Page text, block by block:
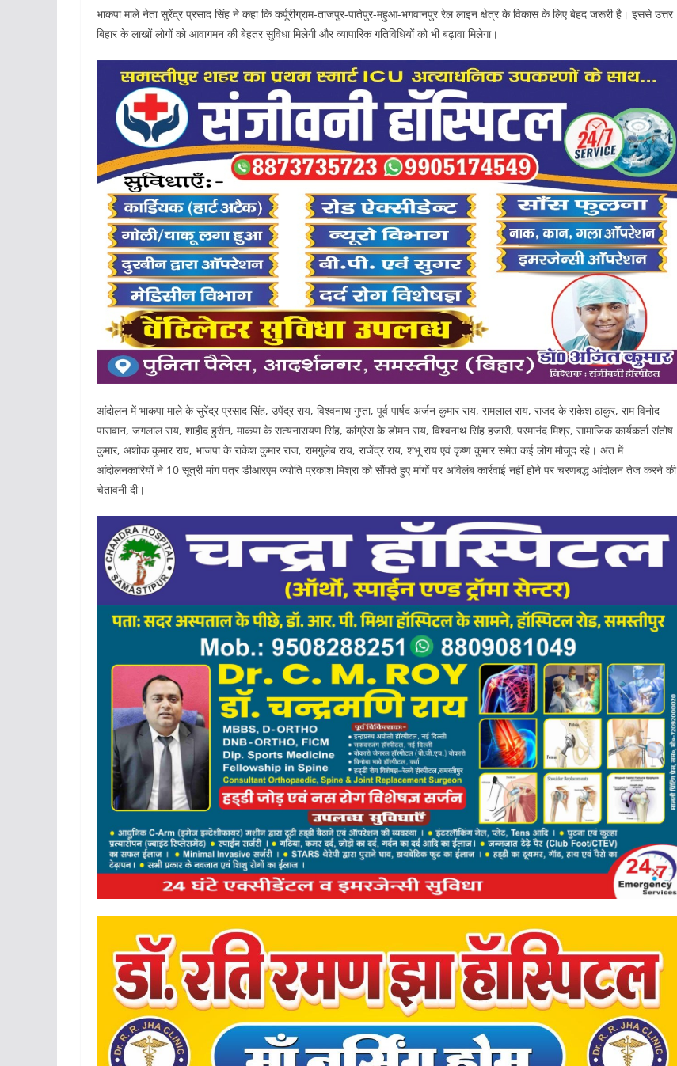
भाकपा माले नेता सुरेंद्र प्रसाद सिंह ने कहा कि कर्पूरीग्राम-ताजपुर-पातेपुर-महुआ-भगवानपुर रेल लाइन क्षेत्र के विकास के लिए बेहद जरूरी है। इससे उत्तर
बिहार के लाखों लोगों को आवागमन की बेहतर सुविधा मिलेगी और व्यापारिक गतिविधियों को भी बढ़ावा मिलेगा।
आंदोलन में भाकपा माले के सुरेंद्र प्रसाद सिंह, उपेंद्र राय, विश्वनाथ गुप्ता, पूर्व पार्षद अर्जन कुमार राय, रामलाल राय, राजद के राकेश ठाकुर, राम विनोद
पासवान, जगलाल राय, शाहीद हुसैन, माकपा के सत्यनारायण सिंह, कांग्रेस के डोमन राय, विश्वनाथ सिंह हजारी, परमानंद मिश्र, सामाजिक कार्यकर्ता संतोष
कुमार, अशोक कुमार राय, भाजपा के राकेश कुमार राज, रामगुलेब राय, राजेंद्र राय, शंभू राय एवं कृष्ण कुमार समेत कई लोग मौजूद रहे। अंत में
आंदोलनकारियों ने 10 सूत्री मांग पत्र डीआरएम ज्योति प्रकाश मिश्रा को सौंपते हुए मांगों पर अविलंब कार्रवाई नहीं होने पर चरणबद्ध आंदोलन तेज करने की
चेतावनी दी।